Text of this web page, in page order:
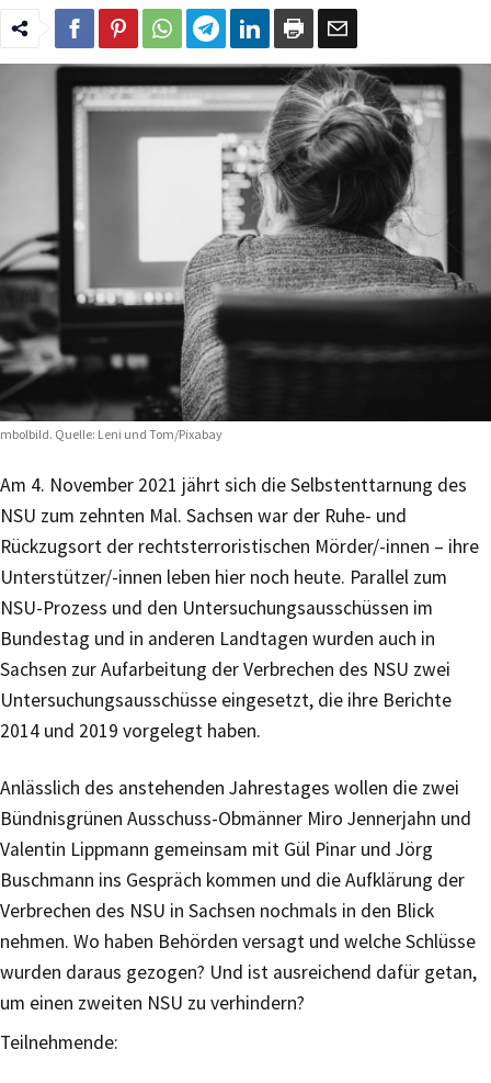
Quelle: Leni und Tom/Pixabay
Am 4. November 2021 jährt sich die Selbstenttarnung des
NSU zum zehnten Mal. Sachsen war der Ruhe- und
Rückzugsort der rechtsterroristischen Mörder/-innen – ihre
Unterstützer/-innen leben hier noch heute. Parallel zum
NSU-Prozess und den Untersuchungsausschüssen im
Bundestag und in anderen Landtagen wurden auch in
Sachsen zur Aufarbeitung der Verbrechen des NSU zwei
Untersuchungsausschüsse eingesetzt, die ihre Berichte
2014 und 2019 vorgelegt haben.
Anlässlich des anstehenden Jahrestages wollen die zwei
Bündnisgrünen Ausschuss-Obmänner Miro Jennerjahn und
Valentin Lippmann gemeinsam mit Gül Pinar und Jörg
Buschmann ins Gespräch kommen und die Aufklärung der
Verbrechen des NSU in Sachsen nochmals in den Blick
nehmen. Wo haben Behörden versagt und welche Schlüsse
wurden daraus gezogen? Und ist ausreichend dafür getan,
um einen zweiten NSU zu verhindern?
Teilnehmende: